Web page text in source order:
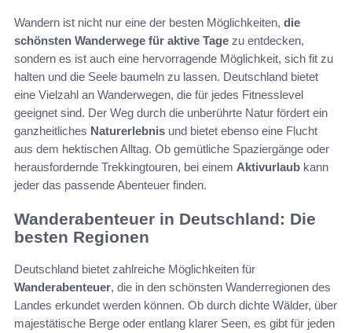
Wandern ist nicht nur eine der besten Möglichkeiten, die
schönsten Wanderwege für aktive Tage zu entdecken,
sondern es ist auch eine hervorragende Möglichkeit, sich fit zu
halten und die Seele baumeln zu lassen. Deutschland bietet
eine Vielzahl an Wanderwegen, die für jedes Fitnesslevel
geeignet sind. Der Weg durch die unberührte Natur fördert ein
ganzheitliches Naturerlebnis und bietet ebenso eine Flucht
aus dem hektischen Alltag. Ob gemütliche Spaziergänge oder
herausfordernde Trekkingtouren, bei einem Aktivurlaub kann
jeder das passende Abenteuer finden.
Wanderabenteuer in Deutschland: Die
besten Regionen
Deutschland bietet zahlreiche Möglichkeiten für
Wanderabenteuer, die in den schönsten Wanderregionen des
Landes erkundet werden können. Ob durch dichte Wälder, über
majestätische Berge oder entlang klarer Seen, es gibt für jeden